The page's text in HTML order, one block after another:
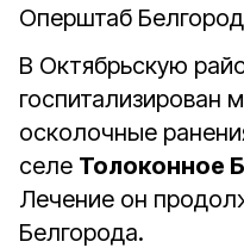
Оперштаб
В Октябрьскую
госпитализирован
осколочные
селе Толоконное
Лечение он
Белгорода.